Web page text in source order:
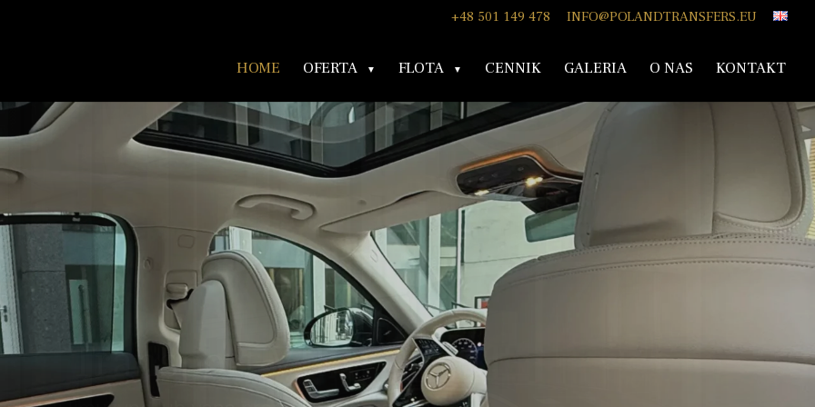
+48 501 149 478 INFO@POLANDTRANSFERS.EU
HOME OFERTA FLOTA CENNIK GALERIA O NAS KONTAKT
Klasa E z Kierowcą